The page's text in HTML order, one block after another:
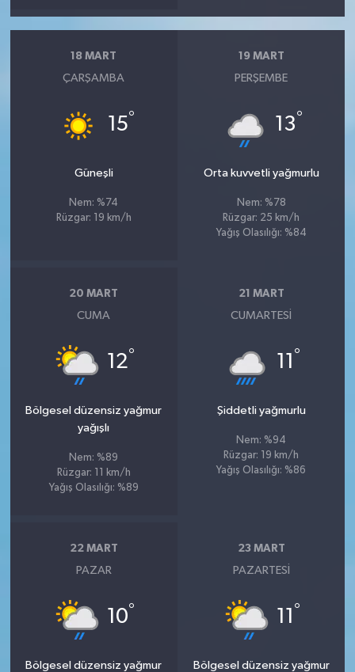
18 MART
ÇARŞAMBA
15°
Güneşli
Nem: %74
Rüzgar: 19 km/h
19 MART
PERŞEMBE
13°
Orta kuvvetli yağmurlu
Nem: %78
Rüzgar: 25 km/h
Yağış Olasılığı: %84
20 MART
CUMA
12°
Bölgesel düzensiz yağmur
yağışlı
Nem: %89
Rüzgar: 11 km/h
Yağış Olasılığı: %89
21 MART
CUMARTESI
11 °
Şiddetli yağmurlu
Nem: %94
Rüzgar: 19 km/h
Yağış Olasılığı: %86
22 MART
PAZAR
10°
Bölgesel düzensiz yağmur
23 MART
PAZARTESI
11 °
Bölgesel düzensiz yağmur